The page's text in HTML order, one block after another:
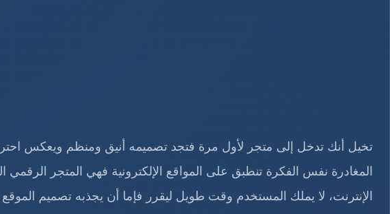
تخيل أنك تدخل إلى متجر لأول مرة فتجد تصميمه أنيق ومنظم ويعكس
المغادرة نفس الفكرة تنطبق على المواقع الإلكترونية فهي المتجر
الإنترنت، لا يملك المستخدم وقت طويل ليقرر فإما أن يجذبه تصميم